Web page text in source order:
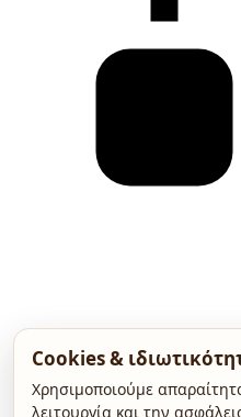
Cookies &
Χρησιμοποιούμε
λειτουργία και την